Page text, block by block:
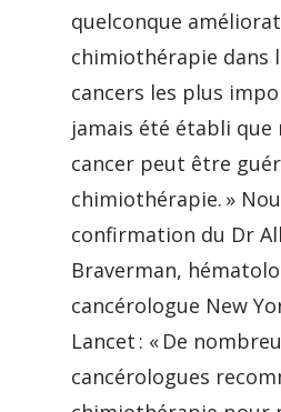
quelconque
chimiothérapie dans
cancers les plus
jamais été établi que
cancer peut être
chimiothérapie. »
confirmation du Dr
Braverman,
cancérologue New
Lancet : « De
cancérologues